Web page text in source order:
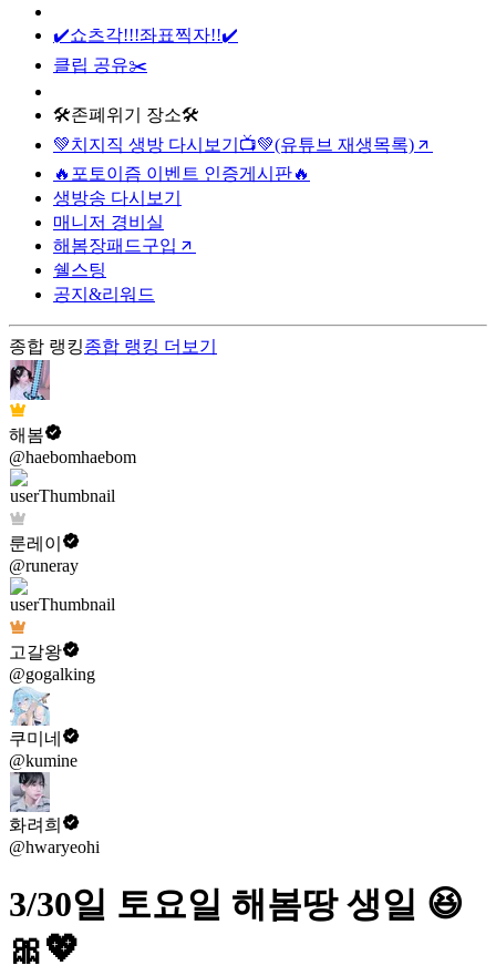
✔️쇼츠각!!!좌표찍자!!✔️
클립 공유✂️
🛠️존폐위기 장소🛠️
💚치지직 생방 다시보기📺💚(유튜브 재생목록)
🔥포토이즘 이벤트 인증게시판🔥
생방송 다시보기
매니저 경비실
해봄장패드구입
쉘스팅
공지&리워드
종합 랭킹종합 랭킹 더보기
해봄
@haebomhaebom
룬레이
@runeray
고갈왕
@gogalking
쿠미네
@kumine
화려희
@hwaryeohi
3/30일 토요일 해봄땅 생일 😆
🎀💖